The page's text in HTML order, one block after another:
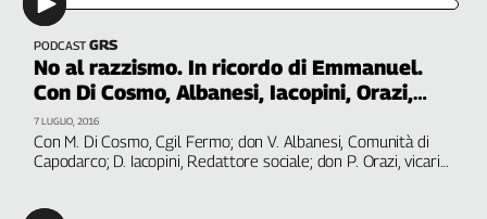
Economia
Lavoro
Ambiente
Diritti
Welfare
Italia
Culture
PODCAST GRS
No al razzismo. In ricordo di Emmanuel.
Con Di Cosmo, Albanesi, Iacopini, Orazi,
Salfi, Mastrandrea
Con M. Di Cosmo, Cgil Fermo; don V. Albanesi, Comunità di
Capodarco; D. Iacopini, Redattore sociale; don P. Orazi, vicario
7 LUGLIO, 2016